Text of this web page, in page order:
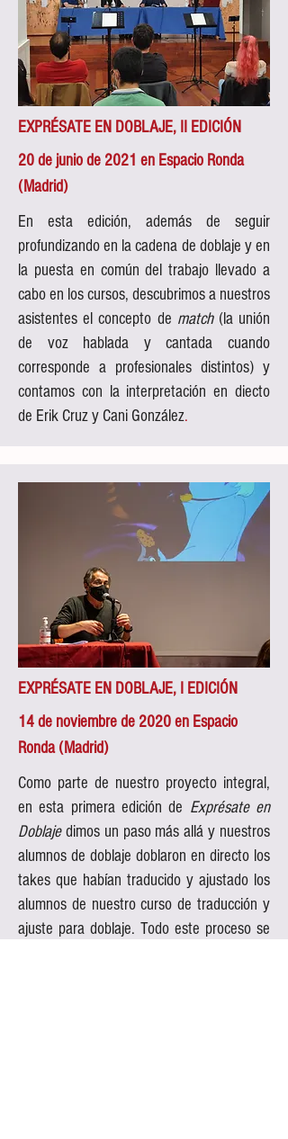
EXPRÉSATE EN DOBLAJE, II EDICIÓN
20 de junio de 2021 en Espacio Ronda
(Madrid)
En esta edición, además de seguir
profundizando en la cadena de doblaje y en
la puesta en común del trabajo llevado a
cabo en los cursos, descubrimos a nuestros
asistentes el concepto de match (la unión
de voz hablada y cantada cuando
corresponde a profesionales distintos) y
contamos con la interpretación en diecto
de Erik Cruz y Cani González.
EXPRÉSATE EN DOBLAJE, I EDICIÓN
14 de noviembre de 2020 en Espacio
Ronda (Madrid)
Como parte de nuestro proyecto integral,
en esta primera edición de Exprésate en
Doblajedimos un paso más allá y nuestros
alumnos de doblaje doblaron en directo los
takes que habían traducido y ajustado los
alumnos de nuestro curso de traducción y
ajuste para doblaje. Todo este proceso se